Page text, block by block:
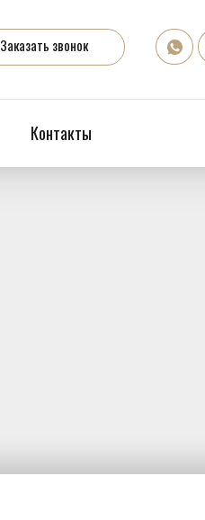
Заказать звонок
Контакты